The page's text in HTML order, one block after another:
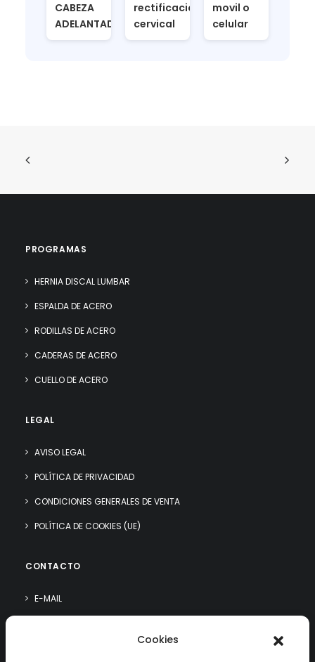
Cookies
CABEZA
ADELANTADA
rectificacion
cervical
movil o
celular
PROGRAMAS
HERNIA DISCAL LUMBAR
ESPALDA DE ACERO
RODILLAS DE ACERO
CADERAS DE ACERO
CUELLO DE ACERO
LEGAL
AVISO LEGAL
POLÍTICA DE PRIVACIDAD
CONDICIONES GENERALES DE VENTA
POLÍTICA DE COOKIES (UE)
CONTACTO
E-MAIL